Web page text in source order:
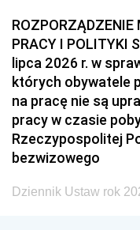
ROZPORZĄDZENIE
PRACY I POLITYKI
lipca 2026 r. w
których obywatele
na pracę nie są
pracy w czasie
Rzeczypospolitej
bezwizowego
Dziennik Ustaw rok